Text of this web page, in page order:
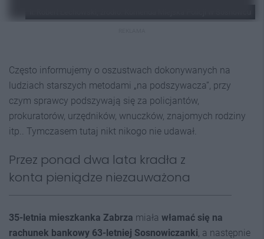
Często informujemy o oszustwach dokonywanych na
ludziach starszych metodami „na podszywacza”, przy
czym sprawcy podszywają się za policjantów,
prokuratorów, urzędników, wnuczków, znajomych rodziny
itp.. Tymczasem tutaj nikt nikogo nie udawał.
Przez ponad dwa lata kradła z
konta pieniądze niezauważona
35-letnia mieszkanka Zabrza miała włamać się na
rachunek bankowy 63-letniej Sosnowiczanki , a następnie